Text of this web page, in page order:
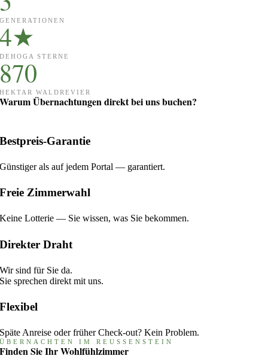
GENERATIONEN
4★
DEHOGA STERNE
870
HEKTAR WALDREVIER
Warum Übernachtungen direkt bei uns buchen?
Bestpreis-Garantie
Günstiger als auf jedem Portal — garantiert.
Freie Zimmerwahl
Keine Lotterie — Sie wissen, was Sie bekommen.
Direkter Draht
Wir sind für Sie da.
Sie sprechen direkt mit uns.
Flexibel
Späte Anreise oder früher Check-out? Kein Problem.
ÜBERNACHTEN IM REUSSENSTEIN
Finden Sie Ihr Wohlfühlzimmer